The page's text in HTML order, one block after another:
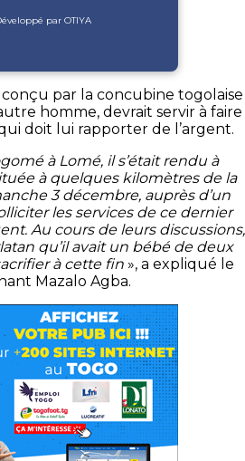
par OTIYA
conçu par la concubine togolaise
homme, devrait servir à faire
doit lui rapporter de l’argent.
à Lomé, il s’était rendu à
à quelques kilomètres de la
3 décembre, auprès d’un
les services de ce dernier
Au cours de leurs discussions,
qu’il avait un bébé de deux
à cette fin», a expliqué le
Mazalo Agba.